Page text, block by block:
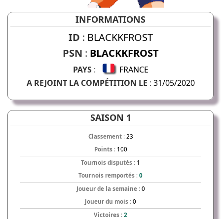
INFORMATIONS
ID : BLACKKFROST
PSN : BLACKKFROST
PAYS:
FRANCE
A REJOINT LA COMPÉTITION LE : 31/05/2020
SAISON 1
Classement: 23
Points: 100
Tournois disputés : 1
Tournois remportés : 0
Joueur de la semaine: 0
Joueur du mois : 0
Victoires : 2